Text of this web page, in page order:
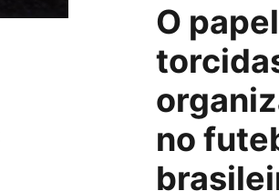
O
no